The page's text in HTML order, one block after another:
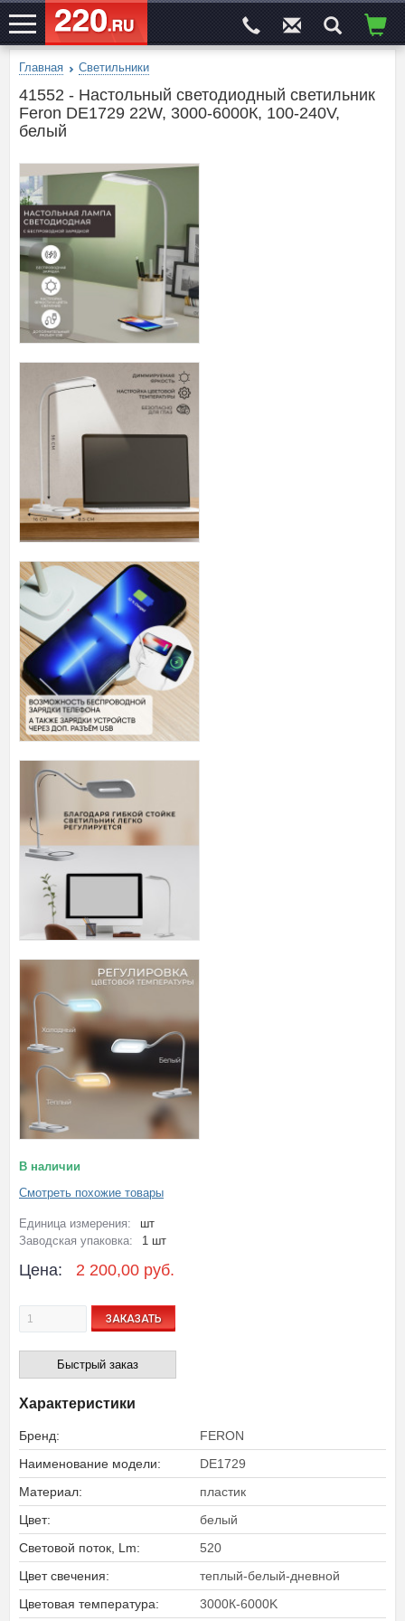
ЭЛЕКТРОСАЙТ№1
Главная Светильники
41552 - Настольный светодиодный светильник
Feron DE1729 22W, 3000-6000К, 100-240V,
белый
В наличии
Смотреть похожие товары
Единица измерения:
шт
Заводская упаковка:
1 шт
Цена: 2 200,00 руб.
ЗАКАЗАТЬ
Быстрый заказ
Характеристики
Бренд:
FERON
Наименование модели:
DE1729
Материал:
пластик
Цвет:
белый
Световой поток, Lm:
520
Цвет свечения:
теплый-белый-дневной
Цветовая температура:
3000К-6000K